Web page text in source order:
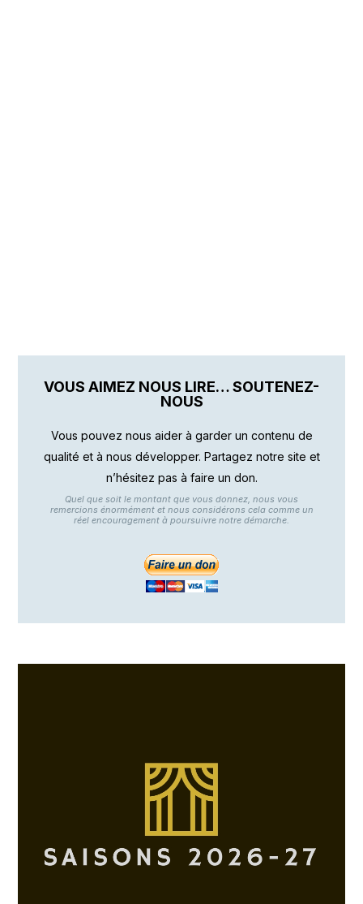
VOUS AIMEZ NOUS LIRE… SOUTENEZ-
NOUS
Vous pouvez nous aider à garder un contenu de
qualité et à nous développer. Partagez notre site et
n’hésitez pas à faire un don.
Quel que soit le montant que vous donnez, nous vous
remercions énormément et nous considérons cela comme un
réel encouragement à poursuivre notre démarche.